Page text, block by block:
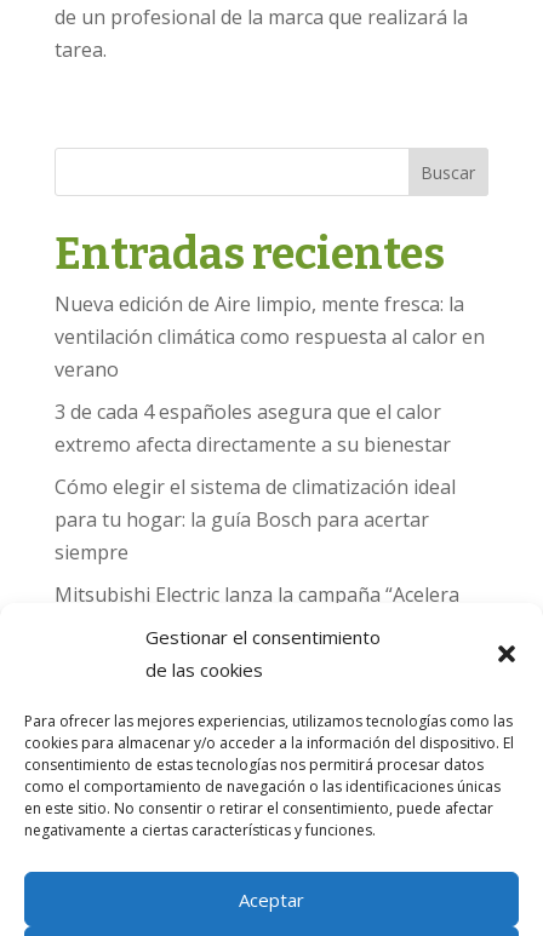
Gestionar el consentimiento
de las cookies
Para ofrecer las mejores experiencias, utilizamos tecnologías como las
cookies para almacenar y/o acceder a la información del dispositivo. El
consentimiento de estas tecnologías nos permitirá procesar datos
como el comportamiento de navegación o las identificaciones únicas
en este sitio. No consentir o retirar el consentimiento, puede afectar
negativamente a ciertas características y funciones.
Aceptar
de un profesional de la marca que realizará la
tarea.
Buscar
Entradas recientes
Nueva edición de Aire limpio, mente fresca: la
ventilación climática como respuesta al calor en
verano
3 de cada 4 españoles asegura que el calor
extremo afecta directamente a su bienestar
Cómo elegir el sistema de climatización ideal
para tu hogar: la guía Bosch para acertar
siempre
Mitsubishi Electric lanza la campaña “Acelera
hacia MADRID 2026” y premia con entradas
para el Gran Premio de Fórmula 1 de Madrid
sello CO₂ Nulo: confort real, salud y
descarbonización en una sola vivienda
Comentarios
recientes